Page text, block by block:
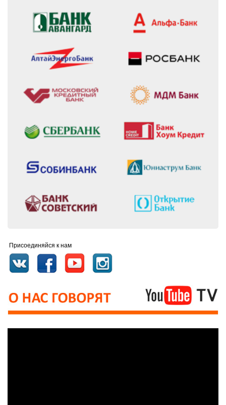
Присоединяйся к нам